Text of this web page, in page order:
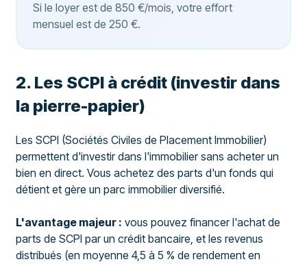
Si le loyer est de 850 €/mois, votre effort
mensuel est de 250 €.
2. Les SCPI à crédit (investir dans
la pierre-papier)
Les SCPI (Sociétés Civiles de Placement Immobilier)
permettent d'investir dans l'immobilier sans acheter un
bien en direct. Vous achetez des parts d'un fonds qui
détient et gère un parc immobilier diversifié.
L'avantage majeur : vous pouvez financer l'achat de
parts de SCPI par un crédit bancaire, et les revenus
distribués (en moyenne 4,5 à 5 % de rendement en